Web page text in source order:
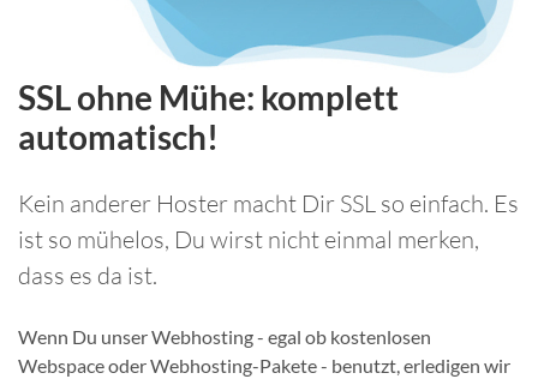
SSL ohne Mühe: komplett
automatisch!
Kein anderer Hoster macht Dir SSL so einfach. Es
ist so mühelos, Du wirst nicht einmal merken,
dass es da ist.
Wenn Du unser Webhosting - egal ob kostenlosen
Webspace oder Webhosting-Pakete - benutzt, erledigen wir